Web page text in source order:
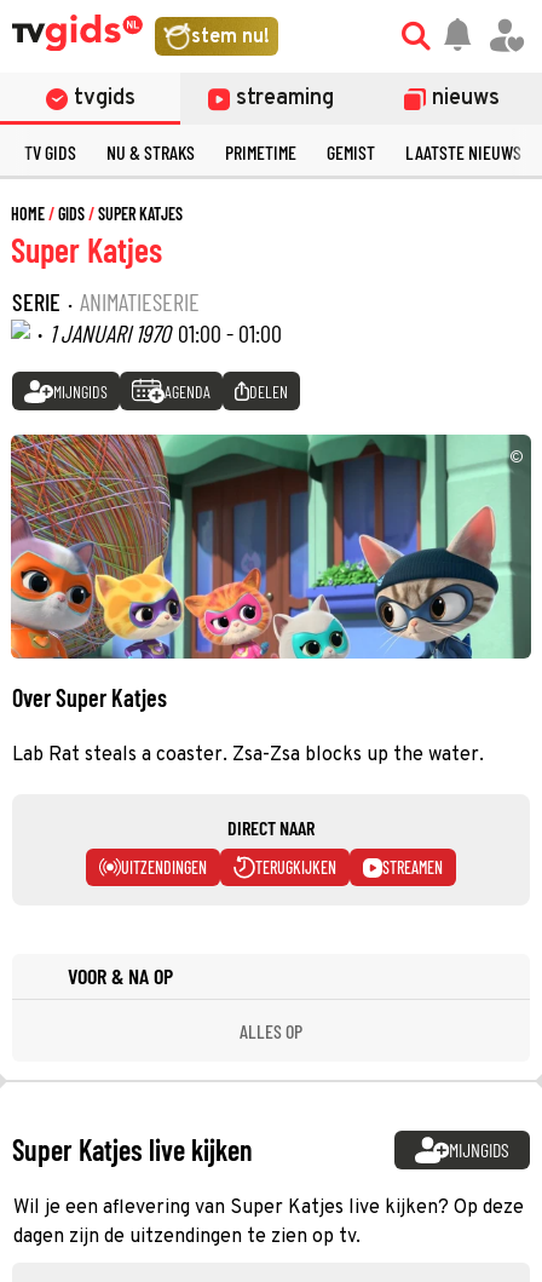
stem nu!
tvgids streaming nieuws
TV GIDS NU & STRAKS PRIMETIME GEMIST LAATSTE NIEUWS
HOME GIDS SUPER KATJES
Super Katjes
SERIE · ANIMATIESERIE
· 1 JANUARI 1970 01:00 - 01:00
MIJNGIDS AGENDA DELEN
©
Over Super Katjes
Lab Rat steals a coaster. Zsa-Zsa blocks up the water.
DIRECT NAAR
UITZENDINGEN TERUGKIJKEN STREAMEN
VOOR & NA OP
ALLES OP
Super Katjes live kijken MIJNGIDS
Wil je een aflevering van Super Katjes live kijken? Op deze
dagen zijn de uitzendingen te zien op tv.